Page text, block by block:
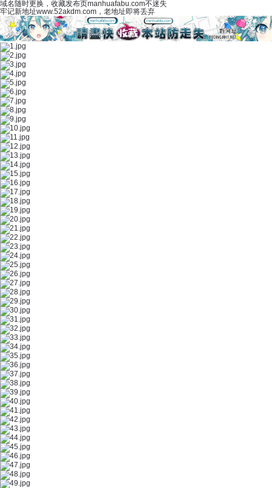
域名随时更换，收藏发布页manhuafabu.com不迷失
牢记新地址www.52akdm.com，老地址即将丢弃